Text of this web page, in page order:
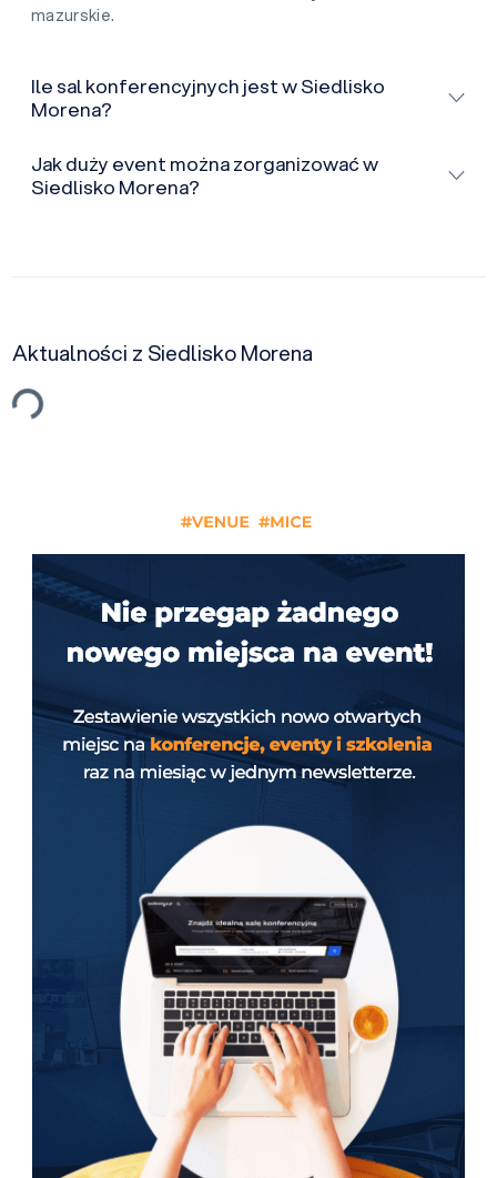
mazurskie.
Ile sal konferencyjnych jest w Siedlisko
Morena?
Jak duży event można zorganizować w
Siedlisko Morena?
Aktualności z Siedlisko Morena
Ładowanie…